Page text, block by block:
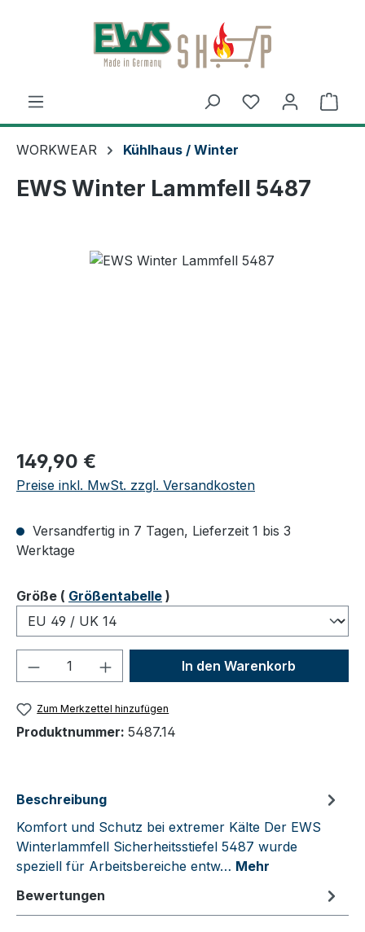
Zum Hauptinhalt springen
WORKWEAR Kühlhaus / Winter
EWS Winter Lammfell 5487
Regulärer Preis:
149,90 €
Preise inkl. MwSt. zzgl. Versandkosten
Versandfertig in 7 Tagen, Lieferzeit 1 bis 3
Werktage
Größeauswählen
( Größentabelle )
Produkt Anzahl: Gib denIn den Warenkorb
Zum Merkzettel hinzufügen
Produktnummer: 5487.14
Beschreibung
Komfort und Schutz bei extremer Kälte Der EWS
Winterlammfell Sicherheitsstiefel 5487 wurde
speziell für Arbeitsbereiche entw… Mehr
Bewertungen